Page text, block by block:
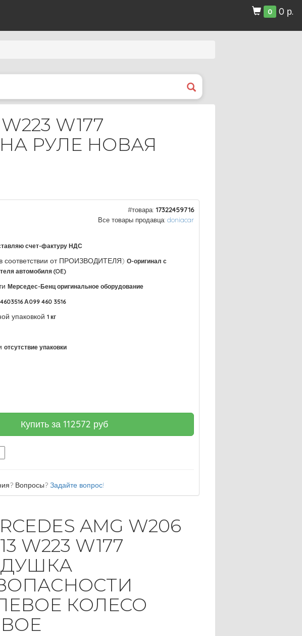
0 0 р.
W177
РУЛЕ НОВАЯ
#товара: 17322459716
Все товары продавца: doniacar
счет-фактуру НДС
соответствии от ПРОИЗВОДИТЕЛЯ) О-оригинал с
автомобиля (OE)
Мерседес-Бенц оригинальное оборудование
А099 460 3516
упаковкой 1 кг
отсутствие упаковки
Купить за112572 руб
Вопросы?Задайте вопрос!
AMG W206
W223 W177
КОЛЕСО